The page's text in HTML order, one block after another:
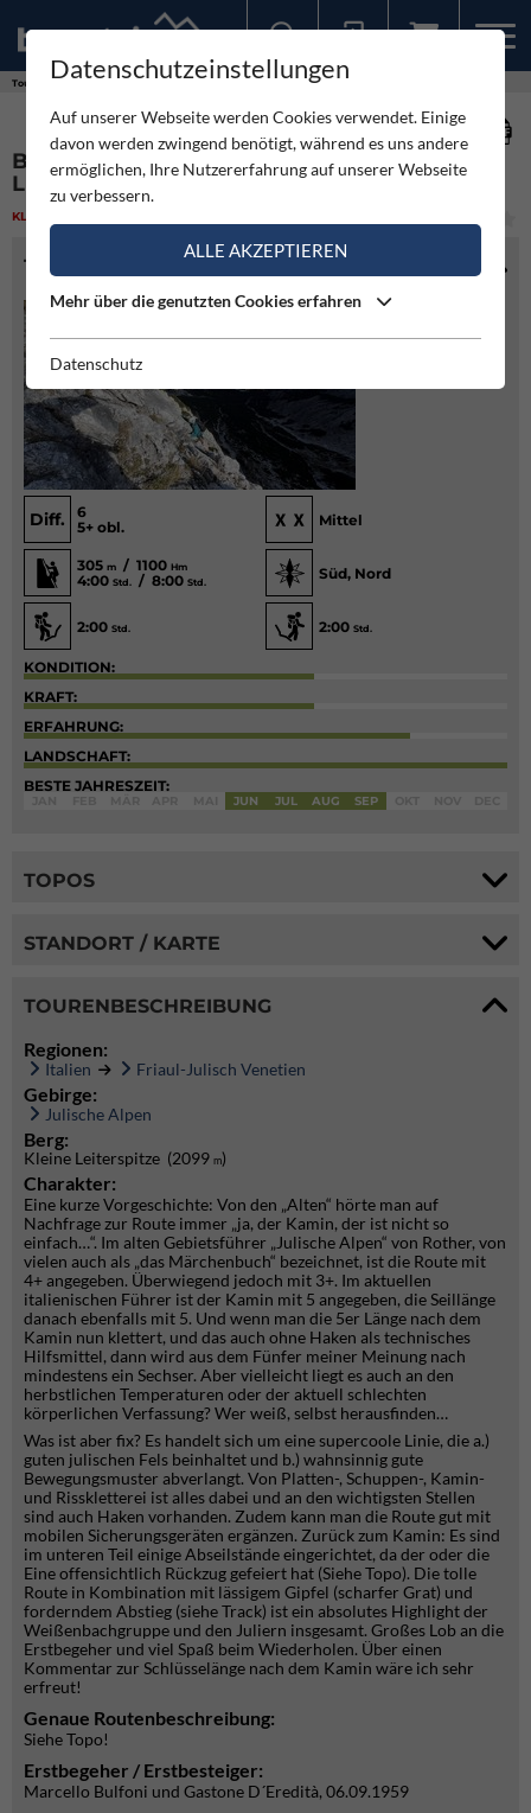
Touren Bulfoni-D´Eredità - Kleine Leiterspitze/Cima Piccola della Scala
BULFONI-D´EREDITÀ - KLEINE
LEITERSPITZE/CIMA PICCOLA DELLA SCALA
KLETTERN
TOURENINFO
Diff.
6
5+ obl.
Mittel
305 m / 1100 Hm
4:00 Std. / 8:00 Std.
Süd, Nord
2:00 Std. 2:00 Std.
KONDITION:
KRAFT:
ERFAHRUNG:
LANDSCHAFT:
BESTE JAHRESZEIT:
JUN JUL AUG SEP
TOPOS
STANDORT / KARTE
TOURENBESCHREIBUNG
Regionen:
Italien Friaul-Julisch Venetien
Gebirge:
Julische Alpen
Berg:
Kleine Leiterspitze (2099 m)
Charakter:
Eine kurze Vorgeschichte: Von den „Alten“ hörte man auf
Nachfrage zur Route immer „ja, der Kamin, der ist nicht so
einfach…“. Im alten Gebietsführer „Julische Alpen“ von Rother, von
vielen auch als „das Märchenbuch“ bezeichnet, ist die Route mit
4+ angegeben. Überwiegend jedoch mit 3+. Im aktuellen
italienischen Führer ist der Kamin mit 5 angegeben, die Seillänge
danach ebenfalls mit 5. Und wenn man die 5er Länge nach dem
Kamin nun klettert, und das auch ohne Haken als technisches
Hilfsmittel, dann wird aus dem Fünfer meiner Meinung nach
mindestens ein Sechser. Aber vielleicht liegt es auch an den
herbstlichen Temperaturen oder der aktuell schlechten
körperlichen Verfassung? Wer weiß, selbst herausfinden…
Was ist aber fix? Es handelt sich um eine supercoole Linie, die a.)
guten julischen Fels beinhaltet und b.) wahnsinnig gute
Bewegungsmuster abverlangt. Von Platten-, Schuppen-, Kamin-
und Risskletterei ist alles dabei und an den wichtigsten Stellen
sind auch Haken vorhanden. Zudem kann man die Route gut mit
mobilen Sicherungsgeräten ergänzen. Zurück zum Kamin: Es sind
im unteren Teil einige Abseilstände eingerichtet, da der oder die
Eine offensichtlich Rückzug gefeiert hat (Siehe Topo). Die tolle
Route in Kombination mit lässigem Gipfel (scharfer Grat) und
forderndem Abstieg (siehe Track) ist ein absolutes Highlight der
Weißenbachgruppe und den Juliern insgesamt. Großes Lob an die
Erstbegeher und viel Spaß beim Wiederholen. Über einen
Kommentar zur Schlüsselänge nach dem Kamin wäre ich sehr
erfreut!
Genaue Routenbeschreibung:
Siehe Topo!
Erstbegeher / Erstbesteiger:
Marcello Bulfoni und Gastone D´Eredità, 06.09.1959
Datenschutzeinstellungen
Auf unserer Webseite werden Cookies verwendet. Einige
davon werden zwingend benötigt, während es uns andere
ermöglichen, Ihre Nutzererfahrung auf unserer Webseite
zu verbessern.
ALLE AKZEPTIEREN
Mehr über die genutzten Cookies erfahren
Datenschutz